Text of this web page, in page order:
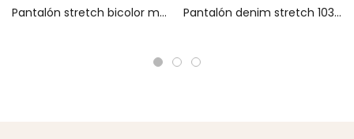
Pantalón stretch bicolor multibolsillos 103024S Pantalón denim stretch 103018S